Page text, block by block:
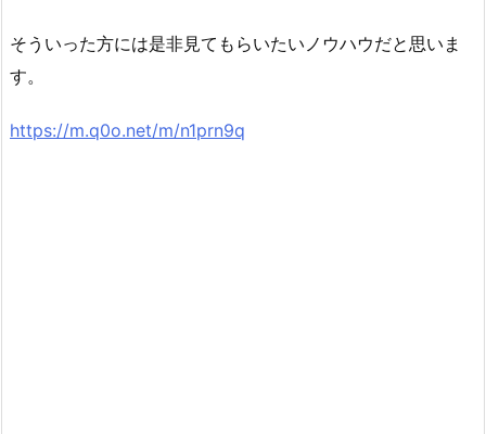
そういった方には是非見てもらいたいノウハウだと思いま
す。
https://m.q0o.net/m/n1prn9q